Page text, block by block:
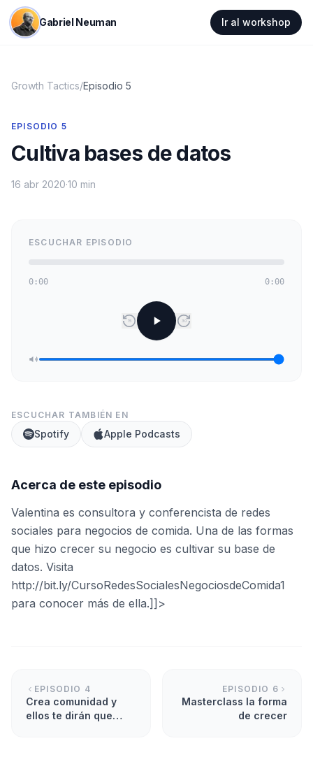
Gabriel Neuman Ir al workshop
Growth Tactics/Episodio 5
EPISODIO 5
Cultiva bases de datos
16 abr 2020·10 min
ESCUCHAR EPISODIO
0:00 0:00
15 30
ESCUCHAR TAMBIÉN EN
Spotify Apple Podcasts
Acerca de este episodio
Valentina es consultora y conferencista de redes
sociales para negocios de comida. Una de las formas
que hizo crecer su negocio es cultivar su base de
datos. Visita
http://bit.ly/CursoRedesSocialesNegociosdeComida1
para conocer más de ella.]]>
EPISODIO 4
Crea comunidad y
ellos te dirán que
EPISODIO 6
Masterclass la forma
de crecer